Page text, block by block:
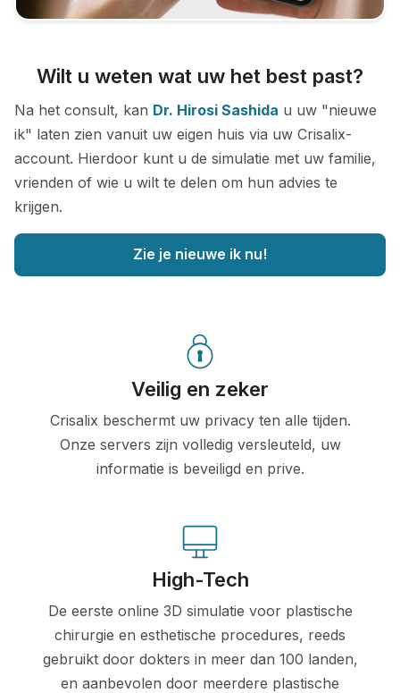
Wilt u weten wat uw het best past?
Na het consult, kan Dr. Hirosi Sashida u uw "nieuwe
ik" laten zien vanuit uw eigen huis via uw Crisalix-
account. Hierdoor kunt u de simulatie met uw familie,
vrienden of wie u wilt te delen om hun advies te
krijgen.
Zie je nieuwe ik nu!
Veilig en zeker
Crisalix beschermt uw privacy ten alle tijden.
Onze servers zijn volledig versleuteld, uw
informatie is beveiligd en prive.
High-Tech
De eerste online 3D simulatie voor plastische
chirurgie en esthetische procedures, reeds
gebruikt door dokters in meer dan 100 landen,
en aanbevolen door meerdere plastische